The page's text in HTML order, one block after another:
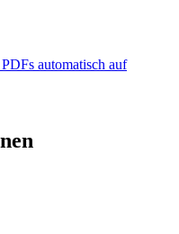
automatisch auf